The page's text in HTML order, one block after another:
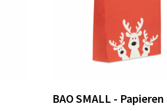
BAO SMALL - Papieren